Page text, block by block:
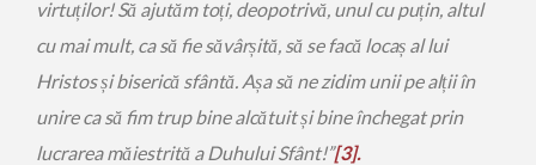
virtuților! Să ajutăm toți, deopotrivă, unul cu puțin, altul
cu mai mult, ca să fie săvârșită, să se facă locaș al lui
Hristosși biserică sfântă. Așa să ne zidim unii pe alțiiîn
unire ca să fim trup bine alcătuitși bineînchegat prin
lucrarea măiestrită a Duhului Sfânt!”[3].